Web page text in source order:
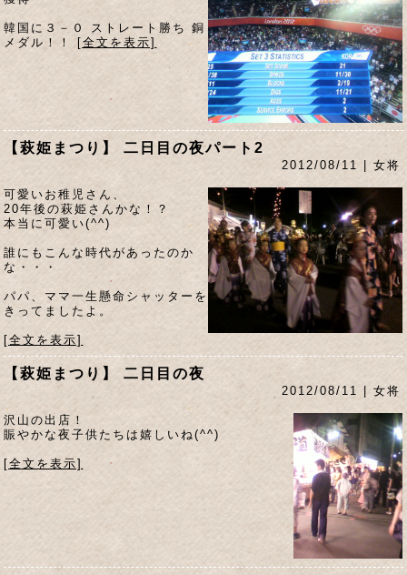
韓国に３－０ ストレート勝ち 銅
メダル！！ [全文を表示]
【萩姫まつり】 二日目の夜パート2
2012/08/11 | 女将
可愛いお稚児さん、
20年後の萩姫さんかな！？
本当に可愛い(^^)
誰にもこんな時代があったのか
な・・・
パパ、ママ一生懸命シャッターを
きってましたよ。
[全文を表示]
【萩姫まつり】 二日目の夜
2012/08/11 | 女将
沢山の出店！
賑やかな夜子供たちは嬉しいね(^^)
[全文を表示]